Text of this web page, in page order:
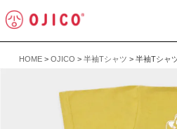
HOME OJICO 半袖Tシャツ 半袖Tシャ